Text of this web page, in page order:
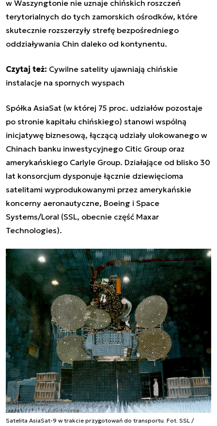
w Waszyngtonie nie uznaje chińskich roszczeń
terytorialnych do tych zamorskich ośrodków, które
skutecznie rozszerzyły strefę bezpośredniego
oddziaływania Chin daleko od kontynentu.
Czytaj też: Cywilne satelity ujawniają chińskie
instalacje na spornych wyspach
Spółka AsiaSat (w której 75 proc. udziałów pozostaje
po stronie kapitału chińskiego) stanowi wspólną
inicjatywę biznesową, łączącą udziały ulokowanego w
Chinach banku inwestycyjnego Citic Group oraz
amerykańskiego Carlyle Group. Działające od blisko 30
lat konsorcjum dysponuje łącznie dziewięcioma
satelitami wyprodukowanymi przez amerykańskie
koncerny aeronautyczne, Boeing i Space
Systems/Loral (SSL, obecnie część Maxar
Technologies).
Satelita AsiaSat-9 w trakcie przygotowań do transportu. Fot. SSL /